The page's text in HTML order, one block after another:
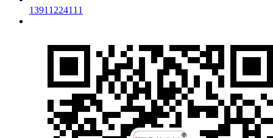
13911224111